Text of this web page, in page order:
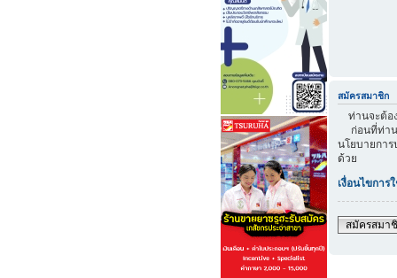
สมัครสมาชิก
ท่านจะต้อ
ก่อนที่ท่าน
นโยบายกา
ด้วย
เงื่อนไขการ
สมัครสมา